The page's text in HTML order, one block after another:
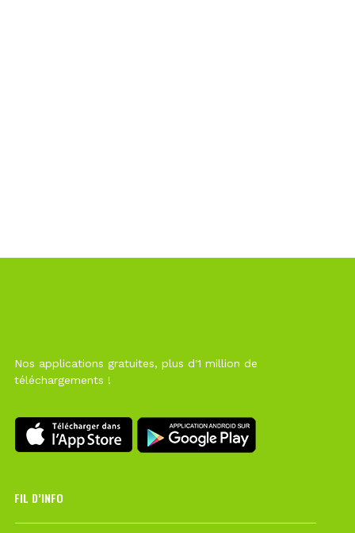
Nos applications gratuites, plus d'1 million de
téléchargements !
FIL D’INFO